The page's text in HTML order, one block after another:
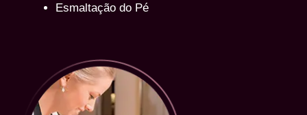
Esmaltação do Pé